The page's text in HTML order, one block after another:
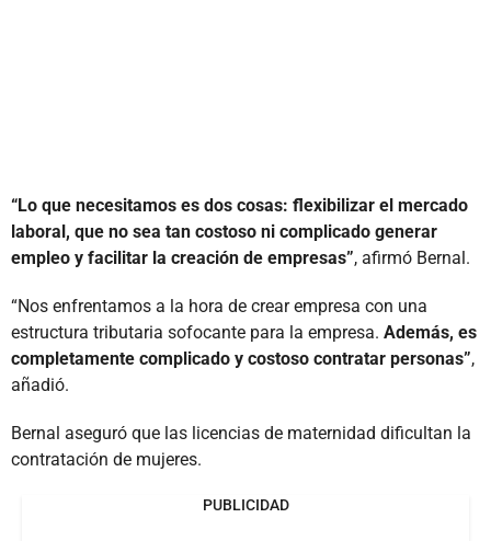
“Lo que necesitamos es dos cosas: flexibilizar el mercado
laboral, que no sea tan costoso ni complicado generar
empleo y facilitar la creación de empresas”, afirmó Bernal.
“Nos enfrentamos a la hora de crear empresa con una
estructura tributaria sofocante para la empresa. Además, es
completamente complicado y costoso contratar personas”,
añadió.
Bernal aseguró que las licencias de maternidad dificultan la
contratación de mujeres.
PUBLICIDAD